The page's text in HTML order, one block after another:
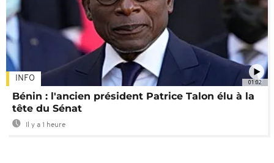
01:02
INFO
Bénin : l'ancien président Patrice Talon élu à la
tête du Sénat
Il y a 1 heure